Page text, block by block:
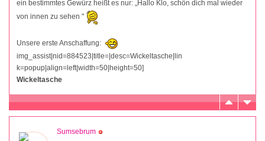
ein bestimmtes Gewürz heißt es nur: „Hallo Klo, schön dich mal wieder
von innen zu sehen "
Unsere erste Anschaffung:
img_assist|nid=884523|title=|desc=Wickeltasche|lin
k=popup|align=left|width=50|height=50]
Wickeltasche
Sumsebrum